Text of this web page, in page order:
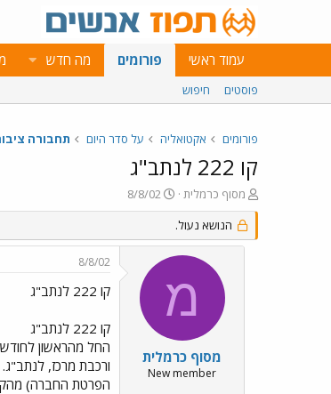
עמוד ראשי פורומים מה חדש
פוסטים חיפוש
פורומים אקטואליה על סדר היום תחבורה
קו 222 לנתב"ג
פ
ו
ת
ח
מסוף כרמלית
פ
ו
ס
ם
י
ך
8/8/02
הנושא נעול.
מ
מסוף כרמלית
New member
8/8/02
קו 222 לנתב"ג
קו 222 לנתב"ג
ורכבת מרכז,
הפרטת החברה)